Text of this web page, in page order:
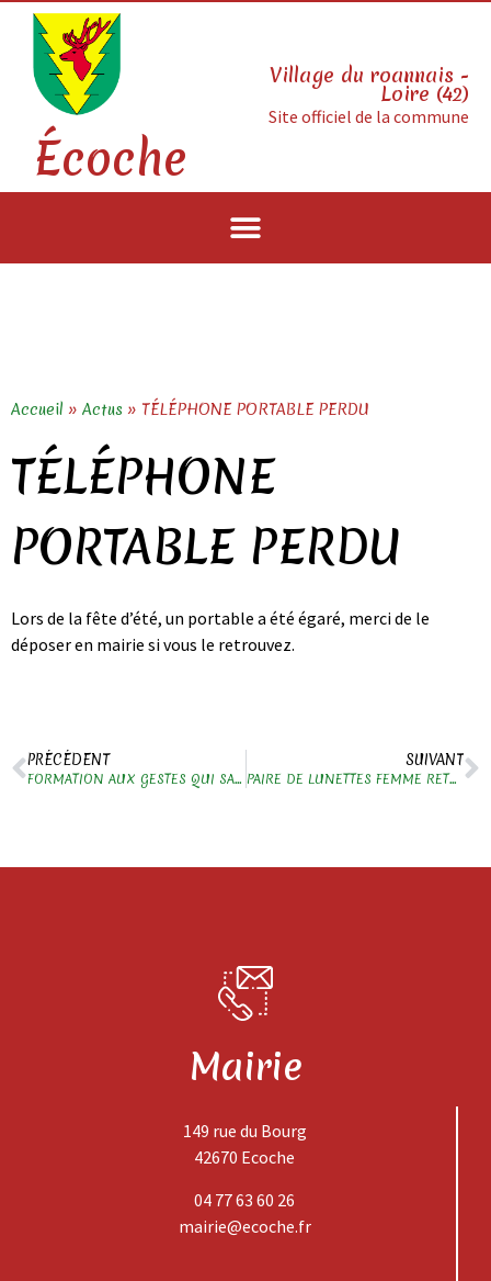
Écoche
Village du roannais -
Loire (42)
Site officiel de la commune
Accueil » Actus » TÉLÉPHONE PORTABLE PERDU
TÉLÉPHONE
PORTABLE PERDU
Lors de la fête d’été, un portable a été égaré, merci de le
déposer en mairie si vous le retrouvez.
PRÉCÉDENT
FORMATION AUX GESTES QUI SAUVENT / PREMIERS SECOURS
SUIVANT
PAIRE DE LUNETTES FEMME RETROUVÉE
Mairie
149 rue du Bourg
42670 Ecoche
04 77 63 60 26
mairie@ecoche.fr